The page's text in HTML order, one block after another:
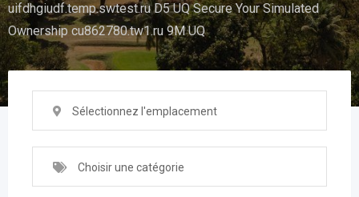
uifdhgiudf.temp.swtest.ru D5 UQ Secure Your Simulated
Ownership cu862780.tw1.ru 9M UQ
Sélectionnez l'emplacement
Choisir une catégorie